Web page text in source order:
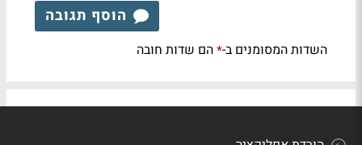
הוסף תגובה
השדות המסומנים ב-*הם שדות חובה